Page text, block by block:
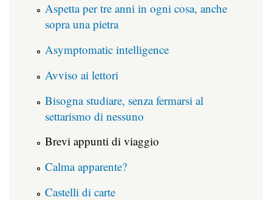
Aspetta per tre anni in ogni cosa, anche
sopra una pietra
Asymptomatic intelligence
Avviso ai lettori
Bisogna studiare, senza fermarsi al
settarismo di nessuno
Brevi appunti di viaggio
Calma apparente?
Castelli di carte